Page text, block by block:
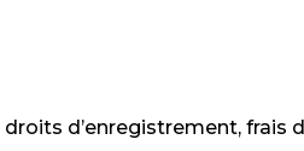
d’enregistrement,